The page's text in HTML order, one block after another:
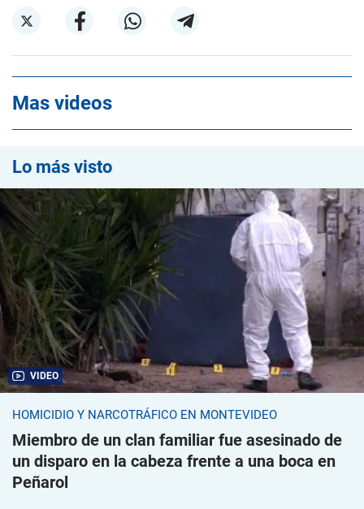
Mas videos
Lo más visto
VIDEO
HOMICIDIO Y NARCOTRÁFICO EN MONTEVIDEO
Miembro de un clan familiar fue asesinado de
un disparo en la cabeza frente a una boca en
Peñarol